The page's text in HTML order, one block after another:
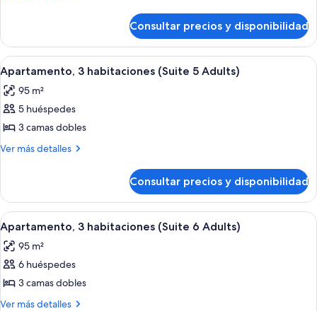
Adults
and
3
Children)
3
habitaciones
(Suite,
Adults
and
Children)
Consultar precios y disponibilidad
Abrir
todas
las
fotos
de
Apartamento,
(Suite
5
Adults)
Habitación de hotel con cama,
6
Apartamento, 3 habitaciones (Suite 5 Adults)
95 m²
5 huéspedes
3 camas dobles
Ver más detalles
Más
3
habitaciones
(Suite
Adults)
Consultar precios y disponibilidad
Abrir
todas
las
fotos
de
Apartamento,
Habitación de hotel con cama,
6
Apartamento, 3 habitaciones (Suite 6 Adults)
95 m²
6 huéspedes
3 camas dobles
Ver más detalles
Más